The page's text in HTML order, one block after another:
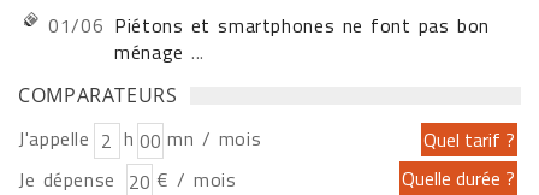
01/06 Piétons et smartphones ne font pas bon
ménage ...
COMPARATEURS
J'appelle h
mn / mois
Je dépense
€ / mois